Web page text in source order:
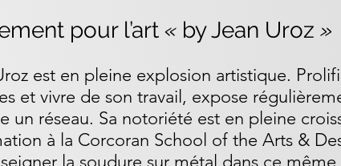
pour l’art « by Jean Uroz »
est en pleine explosion artistique.
et vivre de son travail, expose
un réseau. Sa notoriété est en pleine
à la Corcoran School of the Arts &
la soudure sur métal dans ce même